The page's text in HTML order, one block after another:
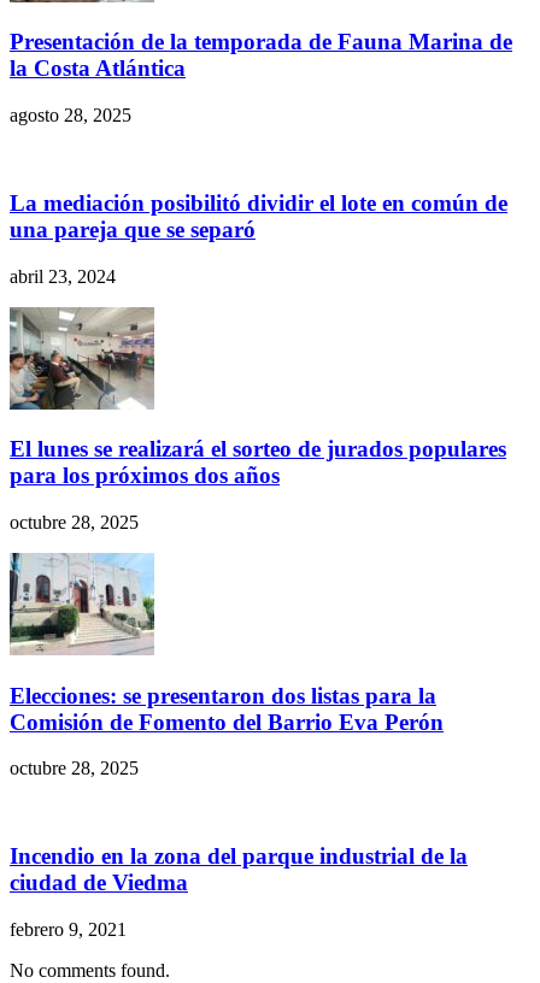
Presentación de la temporada de Fauna Marina de
la Costa Atlántica
agosto 28, 2025
La mediación posibilitó dividir el lote en común de
una pareja que se separó
abril 23, 2024
El lunes se realizará el sorteo de jurados populares
para los próximos dos años
octubre 28, 2025
Elecciones: se presentaron dos listas para la
Comisión de Fomento del Barrio Eva Perón
octubre 28, 2025
Incendio en la zona del parque industrial de la
ciudad de Viedma
febrero 9, 2021
No comments found.